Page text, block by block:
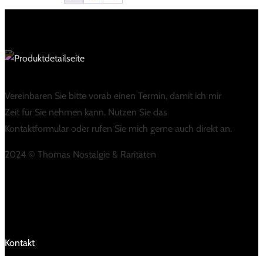
Vereinbaren Sie bitte vorab einen Termin, damit ich mir
Zeit für Sie nehmen kann. Nutzen Sie das
Kontaktformular oder rufen Sie mich gerne auch direkt an.
2024 © Thomas Nostalgie & Raritäten
Kontakt